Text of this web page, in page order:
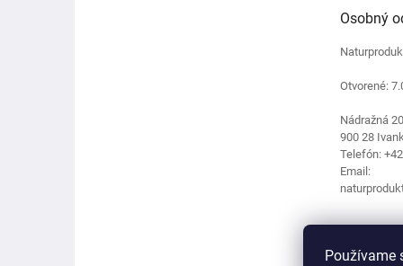
Používame
Osobný
Otvorené:
Nádražná 20
900 28
Telefón:
Email: